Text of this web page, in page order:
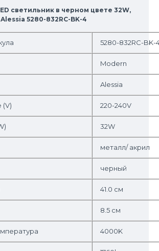
светильник в черном цвете 32W,
5280-832RC-BK-4
5280-832RC-BK-
Modern
Alessia
220-240V
32W
металл/ акрил
черный
41.0 см
8.5 см
4000K